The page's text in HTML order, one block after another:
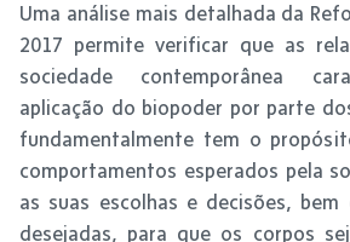
Uma análise mais detalhada da
2017 permite verificar que as
sociedade contemporânea
aplicação do biopoder por parte
fundamentalmente tem o
comportamentos esperados pela
as suas escolhas e decisões, bem
desejadas, para que os corpos